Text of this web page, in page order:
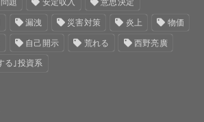
題 安定収入 意思決定
漏洩 災害対策 炎上 物価
自己開示 荒れる 西野亮廣
る｣投資系